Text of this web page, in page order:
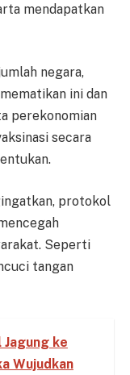
mendapatkan
negara,
ini dan
perekonomian
secara
protokol
Seperti
tangan
Jagung ke
Wujudkan